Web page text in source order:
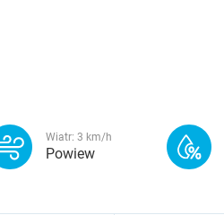
Wiatr: 3 km/h
Powiew